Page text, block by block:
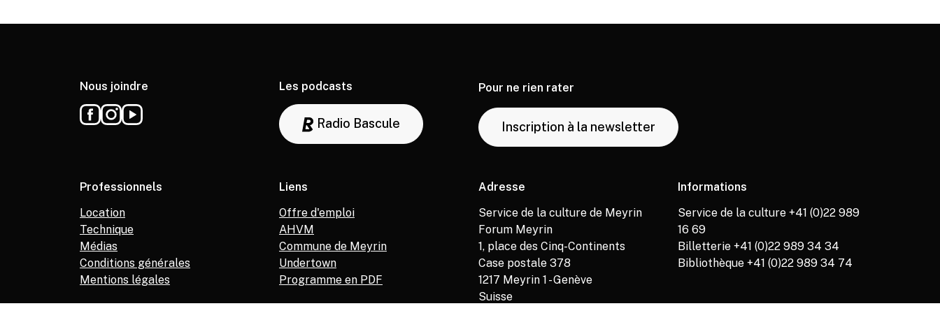
Nous joindre Les podcasts
Radio Bascule
Pour ne rien rater
Inscription à la newsletter
Professionnels
Location
Technique
Médias
Conditions générales
Mentions légales
Liens
Offre d'emploi
AHVM
Commune de Meyrin
Undertown
Programme en PDF
Adresse
Service de la culture de Meyrin
Forum Meyrin
1, place des Cinq-Continents
Case postale 378
1217 Meyrin 1 - Genève
Suisse
Informations
Service de la culture +41 (0)22 989
16 69
Billetterie +41 (0)22 989 34 34
Bibliothèque +41 (0)22 989 34 74